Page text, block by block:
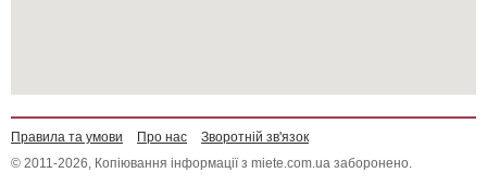
Правила та умови Про нас
Зворотній зв'язок
© 2011-2026, Копіювання інформації з miete.com.ua заборонено.